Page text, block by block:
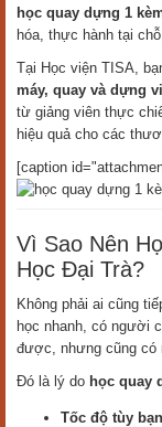
học quay dựng 1
hóa, thực hành tại
Tại Học viện TISA,
máy, quay và dựng
từ giảng viên thực
hiệu quả cho các
[caption
Vì Sao Nên
Học Đại Trà?
Không phải ai cũng
học nhanh, có người
được, nhưng cũng có
Đó là lý do học quay
Tốc độ tùy